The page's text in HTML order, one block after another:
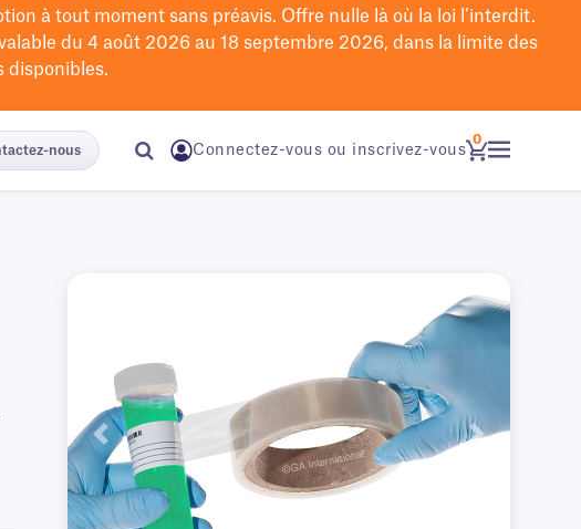
à tout moment sans préavis. Offre nulle là où la loi l’interdit.
du 4 août 2026 au 18 septembre 2026, dans la limite des
disponibles.
nous Connectez-vous ou inscrivez-vous
0
Précédent Suivant